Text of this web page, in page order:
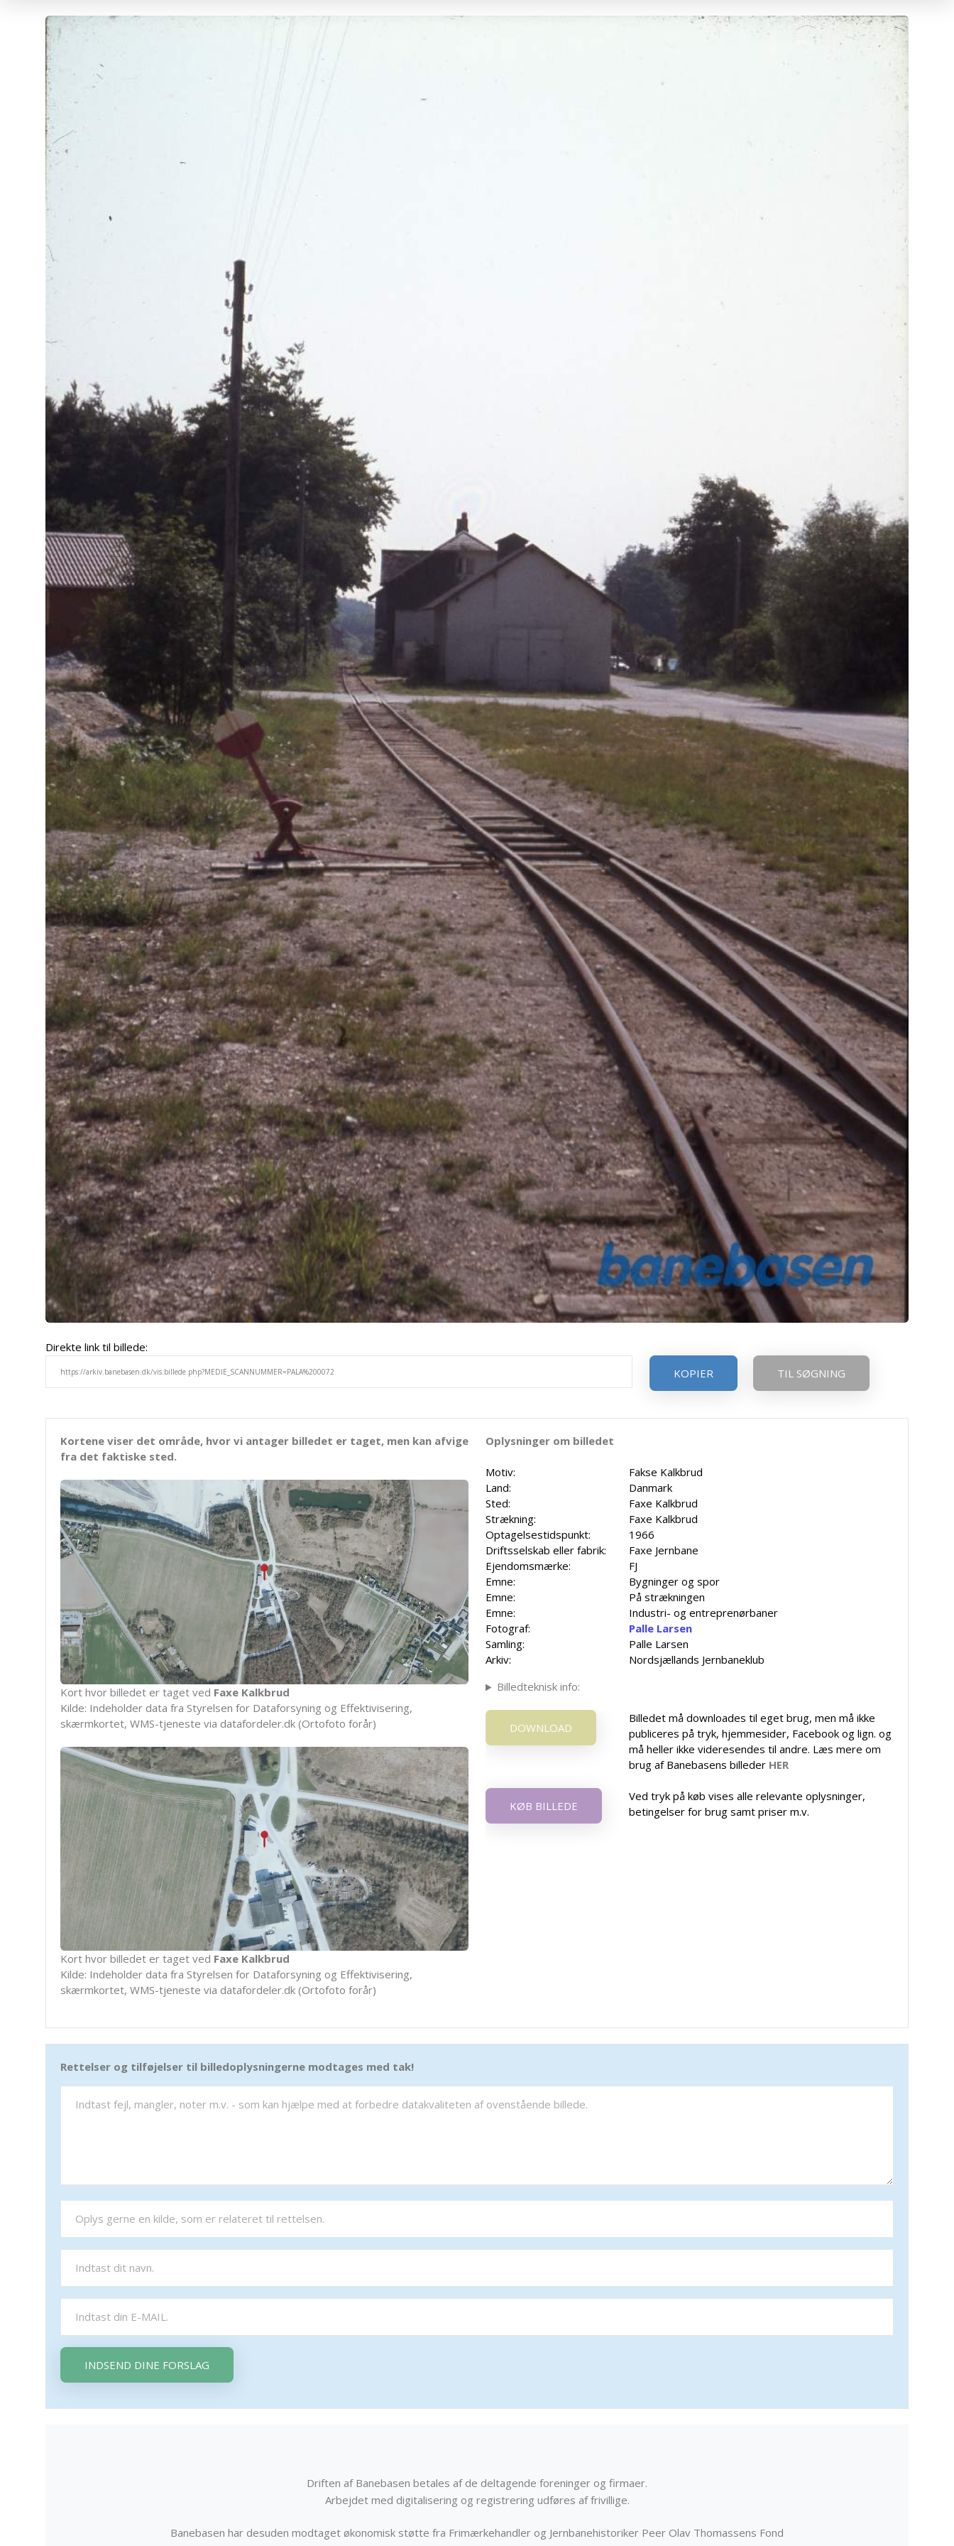
Direkte link til billede:
KOPIER
TIL SØGNING
Kortene viser det område, hvor vi antager billedet er taget, men kan afvige
fra det faktiske sted.
Kort hvor billedet er taget ved Faxe Kalkbrud
Kilde: Indeholder data fra Styrelsen for Dataforsyning og Effektivisering,
skærmkortet, WMS-tjeneste via datafordeler.dk (Ortofoto forår)
Kort hvor billedet er taget ved Faxe Kalkbrud
Kilde: Indeholder data fra Styrelsen for Dataforsyning og Effektivisering,
skærmkortet, WMS-tjeneste via datafordeler.dk (Ortofoto forår)
Oplysninger om billedet
Motiv:
Fakse Kalkbrud
Land:
Danmark
Sted:
Faxe Kalkbrud
Strækning:
Faxe Kalkbrud
Optagelsestidspunkt:
1966
Driftsselskab eller fabrik:
Faxe Jernbane
Ejendomsmærke:
FJ
Emne:
Bygninger og spor
Emne:
På strækningen
Emne:
Industri- og entreprenørbaner
Fotograf:
Palle Larsen
Samling:
Palle Larsen
Arkiv:
Nordsjællands Jernbaneklub
Billedteknisk info:
DOWNLOAD
Billedet må downloades til eget brug, men må ikke
publiceres på tryk, hjemmesider, Facebook og lign. og
må heller ikke videresendes til andre. Læs mere om
brug af Banebasens billeder HER
KØB BILLEDE
Ved tryk på køb vises alle relevante oplysninger,
betingelser for brug samt priser m.v.
Rettelser og tilføjelser til billedoplysningerne modtages med tak!
INDSEND DINE FORSLAG
Driften af Banebasen betales af de deltagende foreninger og firmaer.
Arbejdet med digitalisering og registrering udføres af frivillige.
Banebasen har desuden modtaget økonomisk støtte fra Frimærkehandler og Jernbanehistoriker Peer Olav Thomassens Fond